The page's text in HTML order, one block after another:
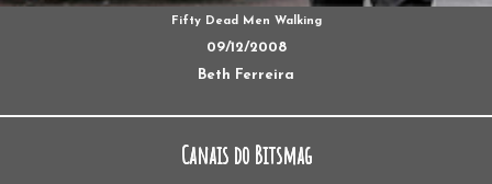
Fifty Dead Men Walking
09/12/2008
Beth Ferreira
Canais do Bitsmag